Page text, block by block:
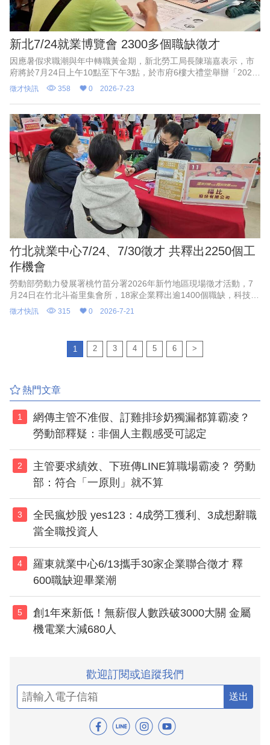
新北7/24就業博覽會 2300多個職缺徵才
因應暑假求職潮與年中轉職黃金期，新北勞工局長陳瑞嘉表示，市
府將於7月24日上午10點至下午3點，於市府6樓大禮堂舉辦「2026
新北市就業博覽會」，暑假旅遊及餐飲消費商機與科技業下半年出
貨旺季的人力需求吸引許多企業參與，包含欣興電子、鴻準精密、
貿聯國際、松下電器、鼎泰豐、統一超商、萬豪酒店等51家企業釋
出2300多個工作機會，旅宿餐飲業為最大求才主力，佔比達4成2，
其次則為科技製造業，佔比3成3，另也有工程師、總務行政、會計
採購及儲備幹部等多元職缺。
徵才快訊 358 0 2026-7-23
竹北就業中心7/24、7/30徵才 共釋出2250個工
作機會
勞動部勞動力發展署桃竹苗分署2026年新竹地區現場徵才活動，7
月24日在竹北斗崙里集會所，18家企業釋出逾1400個職缺，科技業
工程師薪資最高8萬元；7月30日在湖口新竹工業園區聯合服務中心
辦理徵才，15家廠商提供850個職缺，並設失業給付服務專區，協
徵才快訊 315 0 2026-7-21
1 2 3 4 5 6 >
熱門文章
1
網傳主管不准假、訂雞排珍奶獨漏都算霸凌？
勞動部釋疑：非個人主觀感受可認定
2
主管要求績效、下班傳LINE算職場霸凌？ 勞動
部：符合「一原則」就不算
3
全民瘋炒股 yes123：4成勞工獲利、3成想辭職
當全職投資人
4
羅東就業中心6/13攜手30家企業聯合徵才 釋
600職缺迎畢業潮
5
創1年來新低！無薪假人數跌破3000大關 金屬
機電業大減680人
歡迎訂閱或追蹤我們
送出